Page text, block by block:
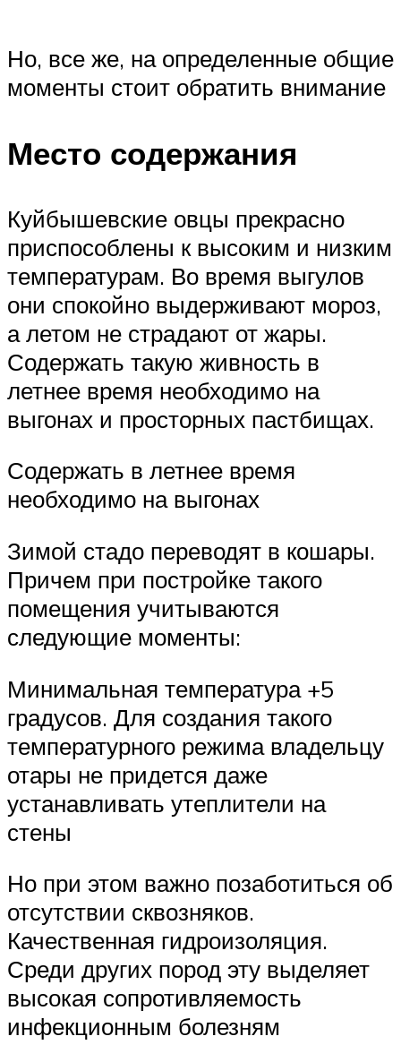
Но, все же, на определенные общие
моменты стоит обратить внимание
Место содержания
Куйбышевские овцы прекрасно
приспособлены к высоким и низким
температурам. Во время выгулов
они спокойно выдерживают мороз,
а летом не страдают от жары.
Содержать такую живность в
летнее время необходимо на
выгонах и просторных пастбищах.
Содержать в летнее время
необходимо на выгонах
Зимой стадо переводят в кошары.
Причем при постройке такого
помещения учитываются
следующие моменты:
Минимальная температура +5
градусов. Для создания такого
температурного режима владельцу
отары не придется даже
устанавливать утеплители на
стены
Но при этом важно позаботиться об
отсутствии сквозняков.
Качественная гидроизоляция.
Среди других пород эту выделяет
высокая сопротивляемость
инфекционным болезням